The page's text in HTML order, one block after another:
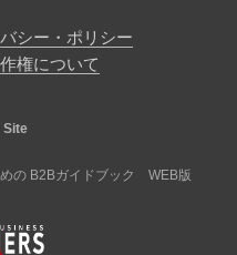
シー・ポリシー
権について
Site
の B2Bガイドブック WEB版